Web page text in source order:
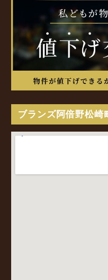
ブランズ阿倍野松崎